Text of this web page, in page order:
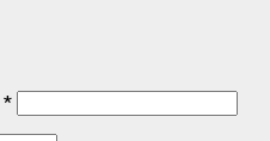
*